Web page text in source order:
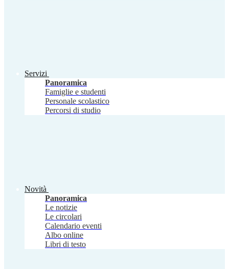
Servizi
Panoramica
Famiglie e studenti
Personale scolastico
Percorsi di studio
Novità
Panoramica
Le notizie
Le circolari
Calendario eventi
Albo online
Libri di testo